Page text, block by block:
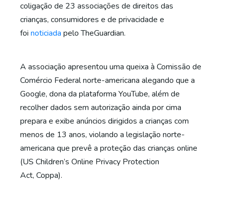
coligação de 23 associações de direitos das
crianças, consumidores e de privacidade e
foi noticiada pelo TheGuardian.
A associação apresentou uma queixa à Comissão de
Comércio Federal norte-americana alegando que a
Google, dona da plataforma YouTube, além de
recolher dados sem autorização ainda por cima
prepara e exibe anúncios dirigidos a crianças com
menos de 13 anos, violando a legislação norte-
americana que prevê a proteção das crianças online
(US Children’s Online Privacy Protection
Act, Coppa).